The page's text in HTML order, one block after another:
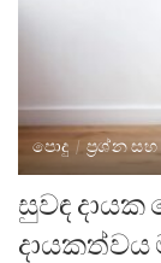
පොදු ප්‍රශ්න
සුවඳ